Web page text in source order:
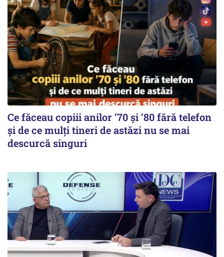
Ce făceau copiii anilor ’70 și ’80 fără telefon
și de ce mulți tineri de astăzi nu se mai
descurcă singuri